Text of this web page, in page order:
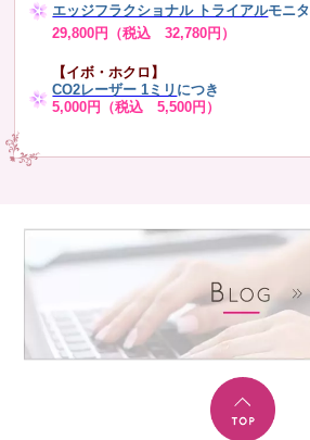
エッジフラクショナル トライアルモニ
29,800円（税込 32,780円）
【イボ・ホクロ】
CO2レーザー 1ミリ につき
5,000円（税込 5,500円）